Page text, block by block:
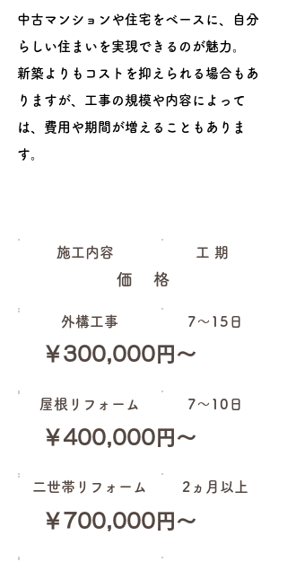
中古マンションや住宅をベースに、自分
らしい住まいを実現できるのが魅力。
新築よりもコストを抑えられる場合もあ
りますが、工事の規模や内容によって
は、費用や期間が増えることもありま
す。
施工内容 ​工 期
価 格
￥300,000円～
外構工事 7～15日
￥400,000円～
屋根リフォーム 7～10日
￥700,000円～
二世帯リフォーム 2ヵ月以上